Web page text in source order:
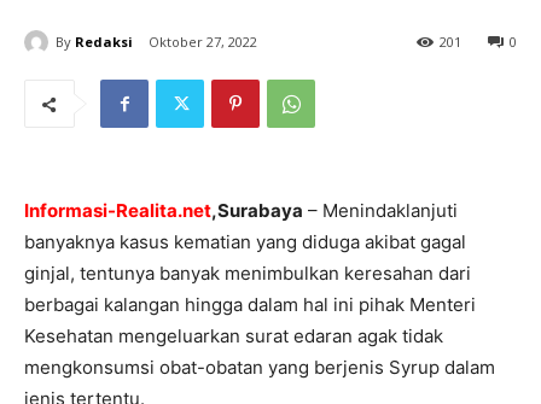
By Redaksi Oktober 27, 2022 0
201
Informasi-Realita.net,Surabaya – Menindaklanjuti
banyaknya kasus kematian yang diduga akibat gagal
ginjal, tentunya banyak menimbulkan keresahan dari
berbagai kalangan hingga dalam hal ini pihak Menteri
Kesehatan mengeluarkan surat edaran agak tidak
mengkonsumsi obat-obatan yang berjenis Syrup dalam
jenis tertentu.